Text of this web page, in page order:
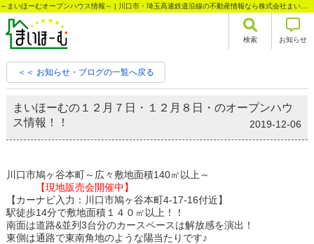
検索 お知らせ
＜＜ お知らせ・ブログの一覧へ戻る
まいほーむの１２月７日・１２月８日・のオープンハウ
ス情報！！
2019-12-06
川口市鳩ヶ谷本町～広々敷地面積140㎡以上～
【現地販売会開催中】
【カーナビ入力：川口市鳩ヶ谷本町4-17-16付近】
駅徒歩14分で敷地面積１４０㎡以上！！
南面は道路&並列3台分のカースペースは解放感を演出！
東側は通路で東南角地のような陽当たりです♪